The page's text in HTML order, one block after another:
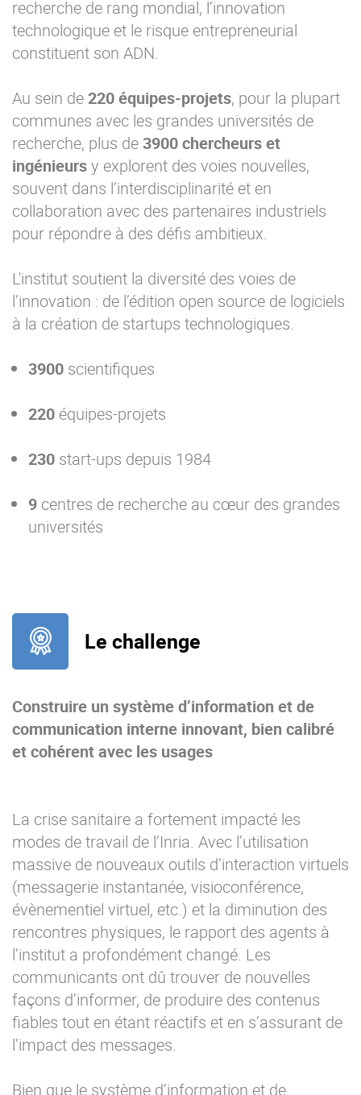
recherche de rang mondial, l’innovation
technologique et le risque entrepreneurial
constituent son ADN.
Au sein de220 équipes-projets, pour la plupart
communes avec les grandes universités de
recherche, plus de3900 chercheurs et
ingénieursy explorent des voies nouvelles,
souvent dans l’interdisciplinarité et en
collaboration avec des partenaires industriels
pour répondre à des défis ambitieux.
L'institut soutient la diversité des voies de
l’innovation : de l’édition open source de logiciels
à la création de startups technologiques.
3900 scientifiques
220 équipes-projets
230 start-ups depuis 1984
9 centres de recherche au cœur des grandes
universités
Le challenge
Construire un système d’information et de
communication interne innovant, bien calibré
et cohérent avec les usages
La crise sanitaire a fortement impacté les
modes de travail de l’Inria. Avec l’utilisation
massive de nouveaux outils d’interaction virtuels
(messagerie instantanée, visioconférence,
évènementiel virtuel, etc.) et la diminution des
rencontres physiques, le rapport des agents à
l’institut a profondément changé. Les
communicants ont dû trouver de nouvelles
façons d’informer, de produire des contenus
fiables tout en étant réactifs et en s’assurant de
l’impact des messages.
Bien que le système d’information et de